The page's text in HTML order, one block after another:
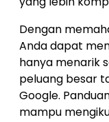
Dengan
Anda dapat
hanya menarik
peluang besar
Google.
mampu